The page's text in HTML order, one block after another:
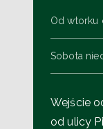
Od wtorku
Sobota
Wejście
od ulicy